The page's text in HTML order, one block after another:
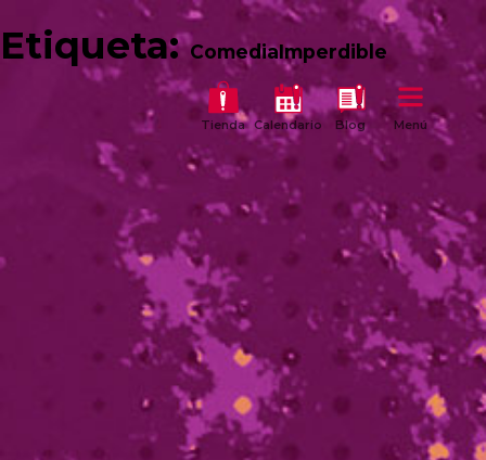
Tienda Calendario Blog Menú
Etiqueta:ComediaImperdible